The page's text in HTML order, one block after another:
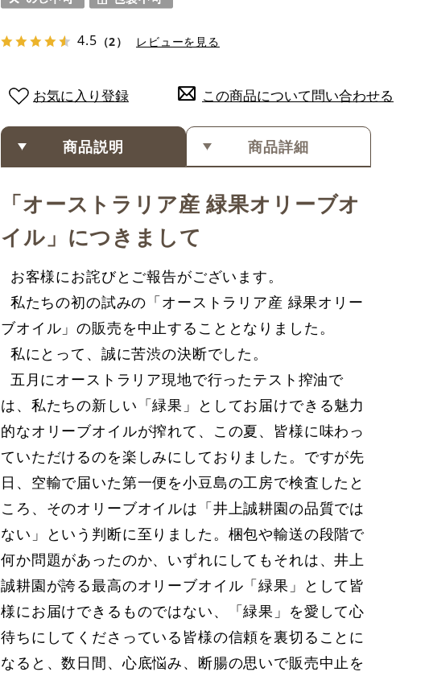
この商品について問い合わせる
お気に入り登録
4.5 （2） レビューを見る
商品説明 商品詳細
「オーストラリア産 緑果オリーブオ
イル」につきまして
お客様にお詫びとご報告がございます。
私たちの初の試みの「オーストラリア産 緑果オリー
ブオイル」の販売を中止することとなりました。
私にとって、誠に苦渋の決断でした。
五月にオーストラリア現地で行ったテスト搾油で
は、私たちの新しい「緑果」としてお届けできる魅力
的なオリーブオイルが搾れて、この夏、皆様に味わっ
ていただけるのを楽しみにしておりました。ですが先
日、空輸で届いた第一便を小豆島の工房で検査したと
ころ、そのオリーブオイルは「井上誠耕園の品質では
ない」という判断に至りました。梱包や輸送の段階で
何か問題があったのか、いずれにしてもそれは、井上
誠耕園が誇る最高のオリーブオイル「緑果」として皆
様にお届けできるものではない、「緑果」を愛して心
待ちにしてくださっている皆様の信頼を裏切ることに
なると、数日間、心底悩み、断腸の思いで販売中止を